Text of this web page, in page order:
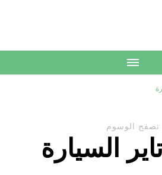
تصفح الوسوم
السيارة